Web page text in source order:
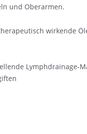
und Oberarmen.
wirkende
Lymphdrainage-